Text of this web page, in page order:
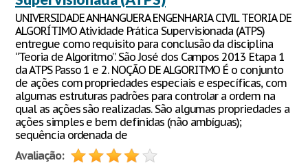
UNIVERSIDADE ANHANGUERA ENGENHARIA CIVIL TEORIA DE
ALGORÍTIMO Atividade Prática Supervisionada (ATPS)
entregue como requisito para conclusão da disciplina
“Teoria de Algoritmo”. São José dos Campos 2013 Etapa 1
da ATPS Passo 1 e 2. NOÇÃO DE ALGORITMO É o conjunto
de ações com propriedades especiais e específicas, com
algumas estruturas padrões para controlar a ordem na
qual as ações são realizadas. São algumas propriedades a
ações simples e bem definidas (não ambíguas);
sequência ordenada de
Avaliação: